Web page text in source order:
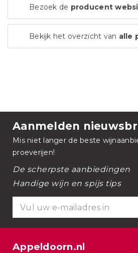
Bezoek de producent
Bekijk het overzicht van alle
Aanmelden
Mis niet langer de beste
proeverijen!
De scherpste aanbiedingen
Handige wijn en spijs tips
Appeldoorn.nl